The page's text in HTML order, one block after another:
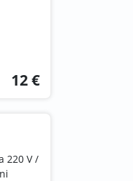
12 €
220 V /